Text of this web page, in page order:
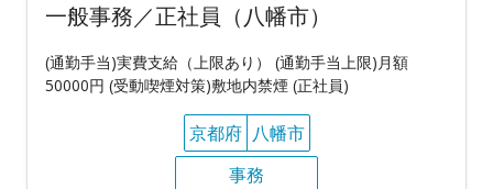
一般事務／正社員（八幡市）
(通勤手当)実費支給（上限あり） (通勤手当上限)月額
50000円 (受動喫煙対策)敷地内禁煙 (正社員)
京都府 八幡市
事務